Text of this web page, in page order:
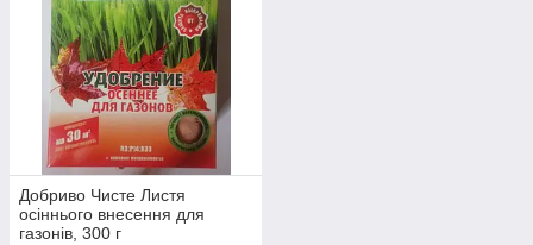
Добриво Чисте Листя
осіннього внесення для
газонів, 300 г